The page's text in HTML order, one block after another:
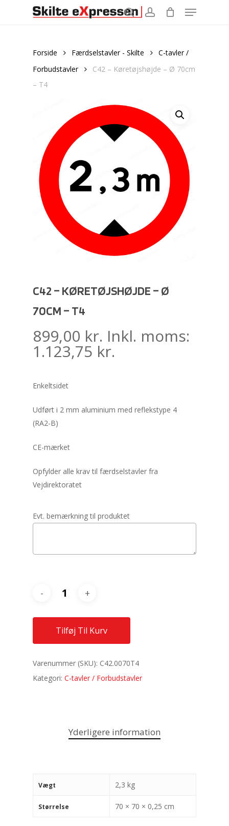
Menu
Forside Færdselstavler - Skilte
C-tavler /
Forbudstavler
C42 – Køretøjshøjde – Ø 70cm
– T4
C42 – KØRETØJSHØJDE – Ø
70CM – T4
899,00 kr. Inkl. moms:
1.123,75 kr.
Enkeltsidet
Udført i 2 mm aluminium med reflekstype 4
(RA2-B)
CE-mærket
Opfylder alle krav til færdselstavler fra
Vejdirektoratet
Evt. bemærkning til produktet
Tilføj Til Kurv
Varenummer (SKU): C42.0070T4
Kategori: C-tavler / Forbudstavler
Yderligere information
Vægt 2,3 kg
Størrelse 70 × 70 × 0,25 cm